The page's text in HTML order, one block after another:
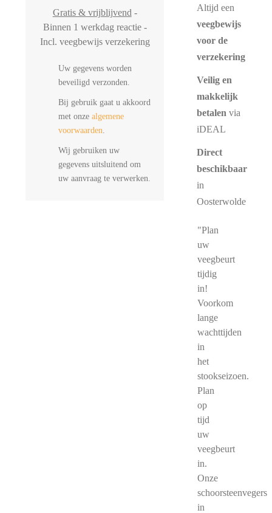
Gratis & vrijblijvend -
Binnen 1 werkdag reactie -
Incl. veegbewijs verzekering
Uw gegevens worden
beveiligd verzonden.
Bij gebruik gaat u akkoord
met onze algemene
voorwaarden.
Wij gebruiken uw
gegevens uitsluitend om
uw aanvraag te verwerken.
Altijd een
veegbewijs
voor de
verzekering
Veilig en
makkelijk
betalen via
iDEAL
Direct
beschikbaar
in
Oosterwolde
"Plan
uw
veegbeurt
tijdig
in!
Voorkom
lange
wachttijden
in
het
stookseizoen.
Plan
op
tijd
uw
veegbeurt
in.
Onze
schoorsteenvegers
in